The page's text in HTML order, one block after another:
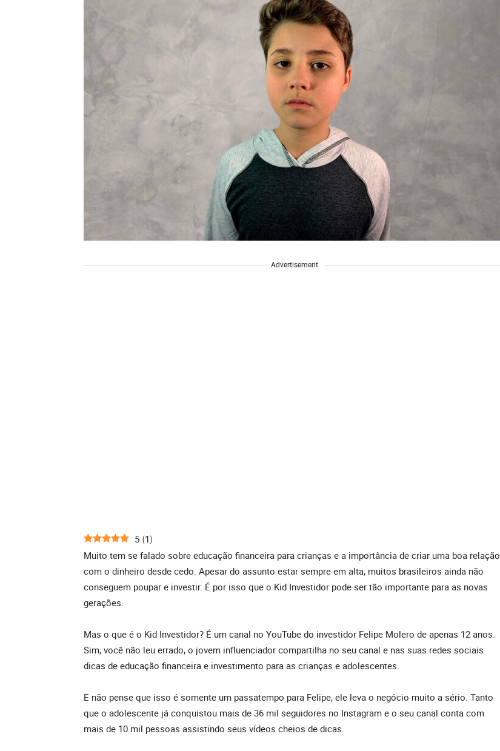
Advertisement
5 (1)
Muito tem se falado sobre educação financeira para crianças e a importância de criar uma boa relação
com o dinheiro desde cedo. Apesar do assunto estar sempre em alta, muitos brasileiros ainda não
conseguem poupar e investir. É por isso que o Kid Investidor pode ser tão importante para as novas
gerações.
Mas o que é o Kid Investidor? É um canal no YouTube do investidor Felipe Molero de apenas 12 anos.
Sim, você não leu errado, o jovem influenciador compartilha no seu canal e nas suas redes sociais
dicas de educação financeira e investimento para as crianças e adolescentes.
E não pense que isso é somente um passatempo para Felipe, ele leva o negócio muito a sério. Tanto
que o adolescente já conquistou mais de 36 mil seguidores no Instagram e o seu canal conta com
mais de 10 mil pessoas assistindo seus vídeos cheios de dicas.